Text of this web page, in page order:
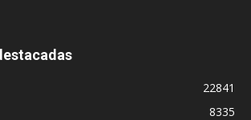
22841
8335